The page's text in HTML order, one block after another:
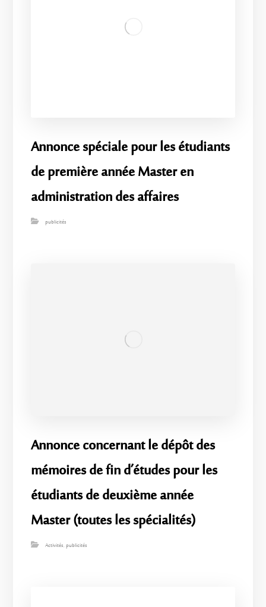
Annonce spéciale pour les étudiants
de première année Master en
administration des affaires
publicités
Annonce concernant le dépôt des
mémoires de fin d’études pour les
étudiants de deuxième année
Master (toutes les spécialités)
Activités,publicités